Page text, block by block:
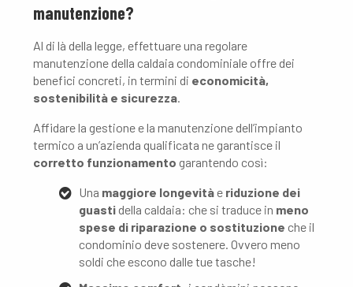
manutenzione?
Al di là della legge, effettuare una regolare
manutenzione della caldaia condominiale offre dei
benefici concreti, in termini di economicità,
sostenibilità e sicurezza.
Affidare la gestione e la manutenzione dell’impianto
termico a un’azienda qualificata ne garantisce il
corretto funzionamento garantendo così:
Una maggiore longevitàe riduzione dei
guasti della caldaia: che si traduce in meno
spese di riparazione o sostituzione che il
condominio deve sostenere. Ovvero meno
soldi che escono dalle tue tasche!